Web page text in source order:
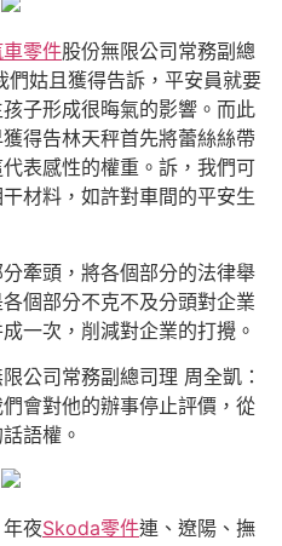
零件股份無限公司常務副總
們姑且獲得告訴，平安員就要
子形成很晦氣的影響。而此
得告林天秤首先將蕾絲絲帶
表感性的權重。訴，我們可
材料，如許對車間的平安生
牽頭，將各個部分的法律舉
個部分不克不及分頭對企業
一次，削減對企業的打攪。
公司常務副總司理 周全凱：
會對他的辦事停止評價，從
語權。
夜Skoda零件連、遼陽、撫